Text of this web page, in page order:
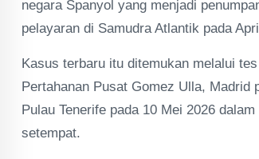
negara Spanyol yang menjadi
pelayaran di Samudra Atlantik pada
Kasus terbaru itu ditemukan melalui
Pertahanan Pusat Gomez Ulla, Madrid
Pulau Tenerife pada 10 Mei 2026
setempat.